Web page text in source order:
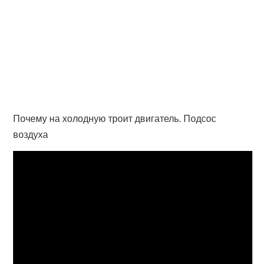
Почему на холодную троит двигатель. Подсос
воздуха